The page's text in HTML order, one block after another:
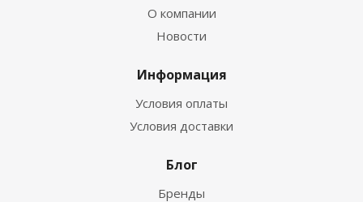
О компании
Новости
Информация
Условия оплаты
Условия доставки
Блог
Бренды